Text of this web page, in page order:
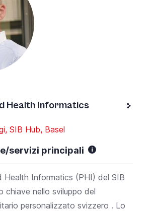
Health Informatics
SIB Hub, Basel
servizi principali
Health Informatics (PHI) del SIB
chiave nello sviluppo del
personalizzato svizzero . Lo